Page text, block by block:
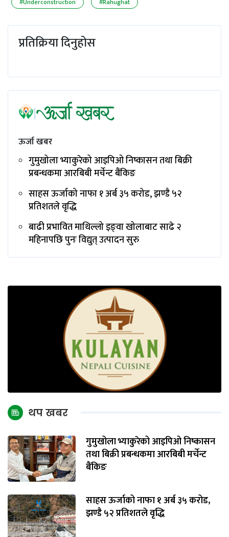
प्रतिक्रिया दिनुहोस
ऊर्जा खबर
गुमुखोला भ्याकुरेको आइपिओ निष्कासन तथा बिक्री
प्रबन्धकमा आरबिबी मर्चेन्ट बैंकिङ
साहस ऊर्जाको नाफा १ अर्ब ३५ करोड, झण्डै ५२
प्रतिशतले वृद्धि
बाढी प्रभावित माथिल्लो इङ्‌वा खोलाबाट साढे २
महिनापछि पुनः विद्युत् उत्पादन सुरु
थप खबर
गुमुखोला भ्याकुरेको आइपिओ निष्कासन
तथा बिक्री प्रबन्धकमा आरबिबी मर्चेन्ट
बैंकिङ
साहस ऊर्जाको नाफा १ अर्ब ३५ करोड,
झण्डै ५२ प्रतिशतले वृद्धि